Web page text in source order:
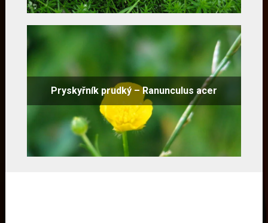
Pryskyřník prudký – Ranunculus acer